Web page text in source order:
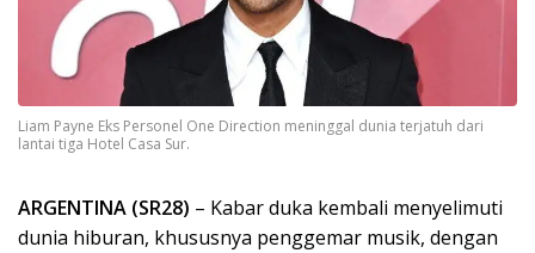
Liam Payne Eks Personel One Direction meninggal dunia terjatuh dari
lantai tiga Hotel Casa Sur.
ARGENTINA (SR28) – Kabar duka kembali menyelimuti
dunia hiburan, khususnya penggemar musik, dengan